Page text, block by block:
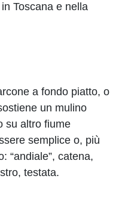
Toscana e nella
a fondo piatto, o
un mulino
su altro fiume
semplice o, più
“andiale”, catena,
testata.